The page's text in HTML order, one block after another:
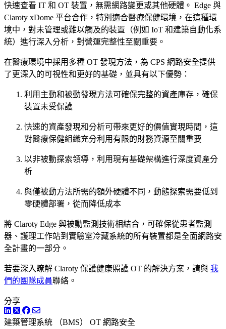
快速查看 IT 和 OT 裝置，無需網路變更或其他硬體。 Edge 與
Claroty xDome 平台合作，特別適合醫療保健環境，在這種環
境中，對未管理或難以觸及的裝置（例如 IoT 和建築自動化系
統）進行深入分析，對營運完整性至關重要。
在醫療環境中採用多種 OT 發現方法，為 CPS 網路安全提供
了更深入的可視性和更好的基礎，並具有以下優勢：
利用主動和被動發現方法可確保完整的資產庫存，確保
裝置未受保護
快速的資產發現和分析可帶來更好的價值實現時間，這
對醫療保健組織充分利用有限的財務資源至關重要
以非被動探索領導，利用現有基礎架構進行深度資產分
析
與僅被動方法所需的額外硬體不同，動態探索需要低到
零硬體部署，從而降低成本
將 Claroty Edge 與被動監測技術相結合，可確保從患者監測
器、護理工作站到實驗室冷藏系統的所有裝置都是全面網路安
全計畫的一部分。
若要深入瞭解 Claroty 保護健康照護 OT 的解決方案，請與 我
們的團隊成員聯絡。
分享
LinkedIn
TwitterFacebook
建築管理系統 （BMS） OT 網路安全